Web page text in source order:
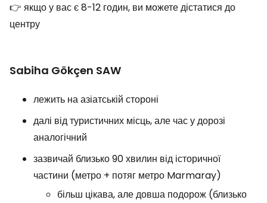
👉 якщо у вас є 8-12 годин, ви можете дістатися до
центру
Sabiha Gökçen SAW
лежить на азіатській стороні
далі від туристичних місць, але час у дорозі
аналогічний
зазвичай близько 90 хвилин від історичної
частини (метро + потяг метро Marmaray)
більш цікава, але довша подорож (близько